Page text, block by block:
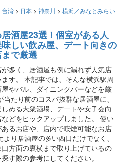
台湾 > 日本 > 神奈川 > 横浜／みなとみらい
酒屋23選！個室がある人
しい飲み屋、デート向きの
で厳選
多く、居酒屋も例に漏れず人気店
す。 本記事では、そんな横浜駅周
やバル、ダイニングバーなどを厳
たり前のコスパ抜群な居酒屋に、
める大衆酒場、デートや女子会向
どをピックアップしました。 使い
るお店や、店内で喫煙可能なお店
り居酒屋の多い西口だけでなく、
方面の裏横まで取り上げているの
す際の参考にしてください。